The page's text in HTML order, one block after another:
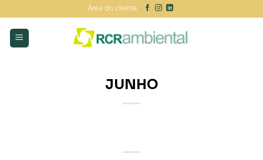
to
content
Área do cliente
JUNHO